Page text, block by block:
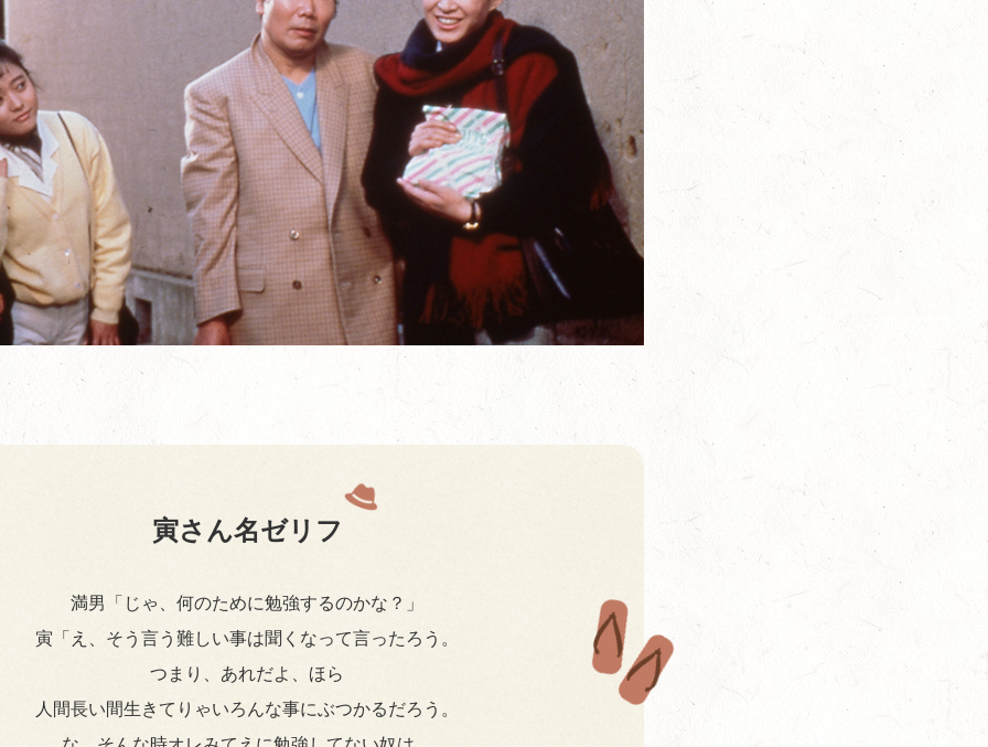
寅さん名ゼリフ
満男「じゃ、何のために勉強するのかな？」
寅「え、そう言う難しい事は聞くなって言ったろう。
つまり、あれだよ、ほら
人間長い間生きてりゃいろんな事にぶつかるだろう。